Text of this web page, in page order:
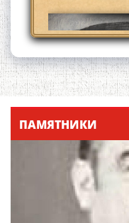
Қадамҷо -
ПАМЯТНИКИ